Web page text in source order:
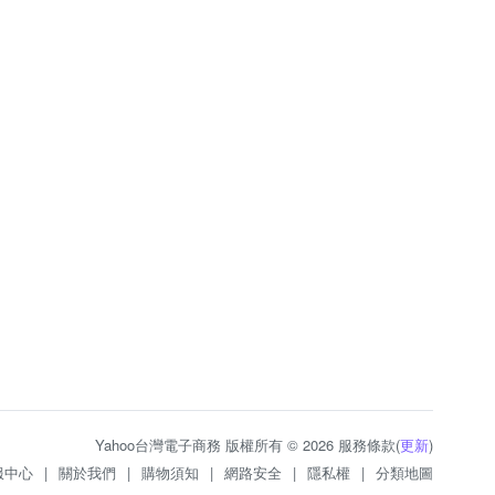
Yahoo台灣電子商務 版權所有 © 2026 服務條款(更新)
中心 | 關於我們 | 購物須知 | 網路安全 | 隱私權 | 分類地圖